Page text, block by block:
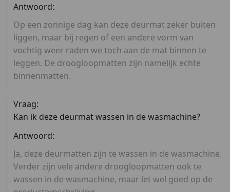
Antwoord:
Op een zonnige dag kan deze deurmat zeker buiten
liggen, maar bij regen of een andere vorm van
vochtig weer raden we toch aan de mat binnen te
leggen. De droogloopmatten zijn namelijk echte
binnenmatten.
Vraag:
Kan ik deze deurmat wassen in de wasmachine?
Antwoord:
Ja, deze deurmatten zijn te wassen in de wasmachine.
Verder zijn vele andere droogloopmatten ook te
wassen in de wasmachine, maar let wel goed op de